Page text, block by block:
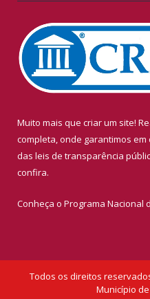
Muito mais que criar um site!
completa, onde garantimos
das leis de transparência
confira.
Conheça o Programa Nacional
Todos os direitos
Município de